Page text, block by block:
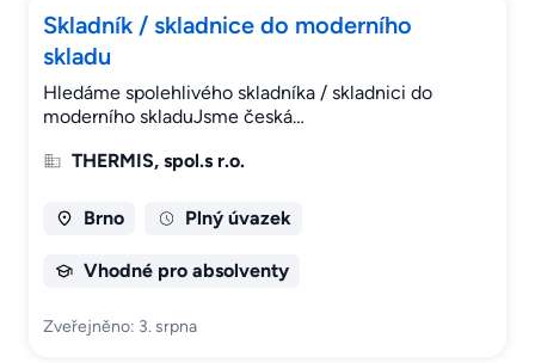
Skladník / skladnice do moderního
skladu
Hledáme spolehlivého skladníka / skladnici do
moderního skladuJsme česká…
THERMIS, spol.s r.o.
Brno Plný úvazek
Vhodné pro absolventy
Zveřejněno: 3. srpna